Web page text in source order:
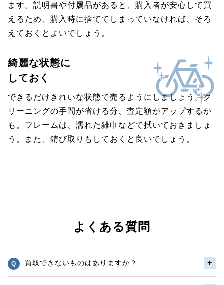
ます。説明書や付属品があると、購入者が安心して買
えるため、購入時に捨ててしまっていなければ、そろ
えておくとよいでしょう。
綺麗な状態に
しておく
できるだけきれいな状態で売るようにしましょう。ク
リーニングの手間が省ける分、査定額がアップするか
も。フレームは、濡れた雑巾などで拭いておきましょ
う。また、錆び取りもしておくと良いでしょう。
よくある質問
買取できないものはありますか？